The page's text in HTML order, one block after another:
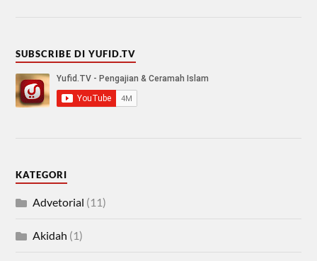
SUBSCRIBE DI YUFID.TV
KATEGORI
Advetorial (11)
Akidah (1)